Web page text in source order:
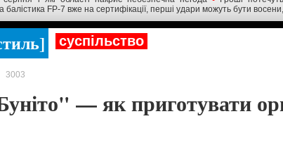
балістика FP-7 вже на сертифікації, перші удари можуть бути
суспільство
3003
— як приготувати